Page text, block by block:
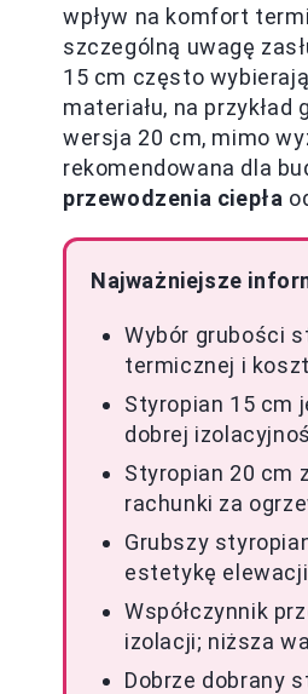
wpływ na komfort
szczególną uwagę
15 cm często
materiału, na
wersja 20 cm, mimo
rekomendowana dla
przewodzenia ciepła
Najważniejsze
Wybór grubości
termicznej i
Styropian 15 cm
dobrej
Styropian 20 cm
rachunki za
Grubszy
estetykę
Współczynnik
izolacji; niższa
Dobrze dobrany